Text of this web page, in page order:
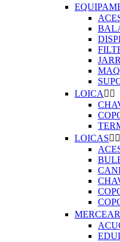
LOICA  
LOICAS 